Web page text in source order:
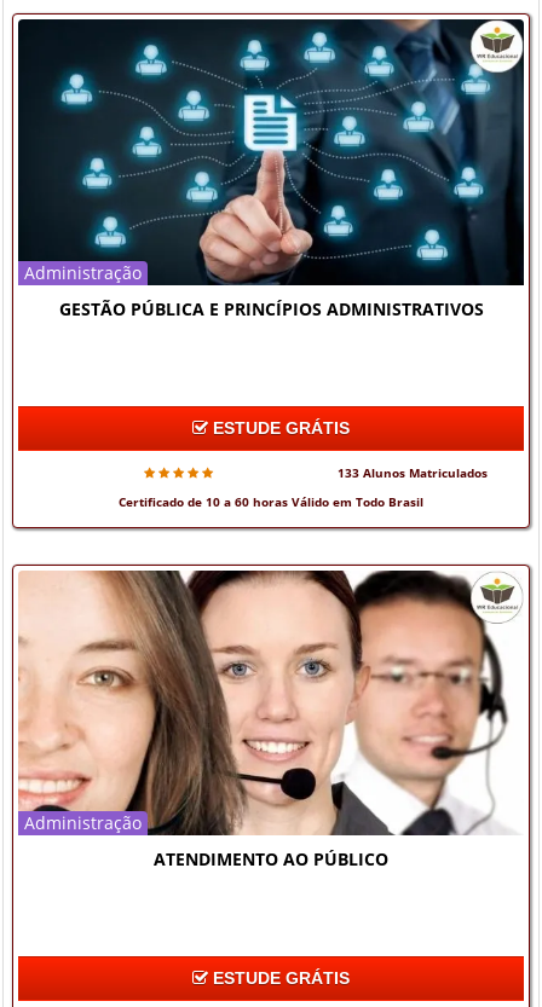
Administração
GESTÃO PÚBLICA E PRINCÍPIOS ADMINISTRATIVOS
ESTUDE GRÁTIS
133 Alunos Matriculados
Certificado de 10 a 60 horas Válido em Todo Brasil
Administração
ATENDIMENTO AO PÚBLICO
ESTUDE GRÁTIS